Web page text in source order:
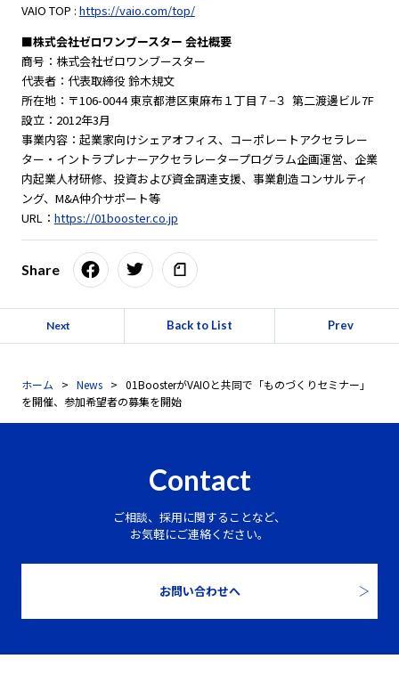
VAIO TOP : https://vaio.com/top/
■株式会社ゼロワンブースター 会社概要
商号：株式会社ゼロワンブースター
代表者：代表取締役 鈴木規文
所在地：〒106-0044 東京都港区東麻布１丁目７−３ 第二渡邊ビル7F
設立：2012年3月
事業内容：起業家向けシェアオフィス、コーポレートアクセラレー
ター・イントラプレナーアクセラレータープログラム企画運営、企業
内起業人材研修、投資および資金調達支援、事業創造コンサルティ
ング、M&A仲介サポート等
URL： https://01booster.co.jp
Share
Next Back to List Prev
ホーム News
01BoosterがVAIOと共同で「ものづくりセミナー」
を開催、参加希望者の募集を開始
Contact
ご相談、採用に関することなど、
お気軽にご連絡ください。
お問い合わせへ